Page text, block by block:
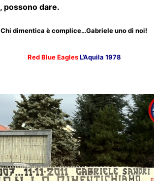
possono dare.
Chi dimentica è complice…Gabriele uno di noi!
Red Blue EaglesL’Aquila 1978